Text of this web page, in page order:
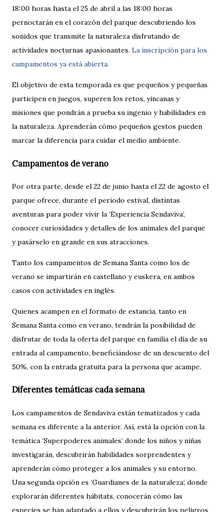
18:00 horas hasta el 25 de abril a las 18:00 horas
pernoctarán en el corazón del parque descubriendo los
sonidos que transmite la naturaleza disfrutando de
actividades nocturnas apasionantes. La inscripción para los
campamentos ya está abierta.
El objetivo de esta temporada es que pequeños y pequeñas
participen en juegos, superen los retos, yincanas y
misiones que pondrán a prueba su ingenio y habilidades en
la naturaleza. Aprenderán cómo pequeños gestos pueden
marcar la diferencia para cuidar el medio ambiente.
Campamentos de verano
Por otra parte, desde el 22 de junio hasta el 22 de agosto el
parque ofrece, durante el periodo estival, distintas
aventuras para poder vivir la ‘Experiencia Sendaviva’,
conocer curiosidades y detalles de los animales del parque
y pasárselo en grande en sus atracciones.
Tanto los campamentos de Semana Santa como los de
verano se impartirán en castellano y euskera, en ambos
casos con actividades en inglés.
Quienes acampen en el formato de estancia, tanto en
Semana Santa como en verano, tendrán la posibilidad de
disfrutar de toda la oferta del parque en familia el día de su
entrada al campamento, beneficiándose de un descuento del
50%, con la entrada gratuita para la persona que acampe.
Diferentes temáticas cada semana
Los campamentos de Sendaviva están tematizados y cada
semana es diferente a la anterior. Así, está la opción con la
temática ‘Superpoderes animales’ donde los niños y niñas
investigarán, descubrirán habilidades sorprendentes y
aprenderán cómo proteger a los animales y su entorno.
Una segunda opción es ‘Guardianes de la naturaleza’, donde
explorarán diferentes hábitats, conocerán cómo las
especies se han adaptado a ellos y descubrirán los peligros